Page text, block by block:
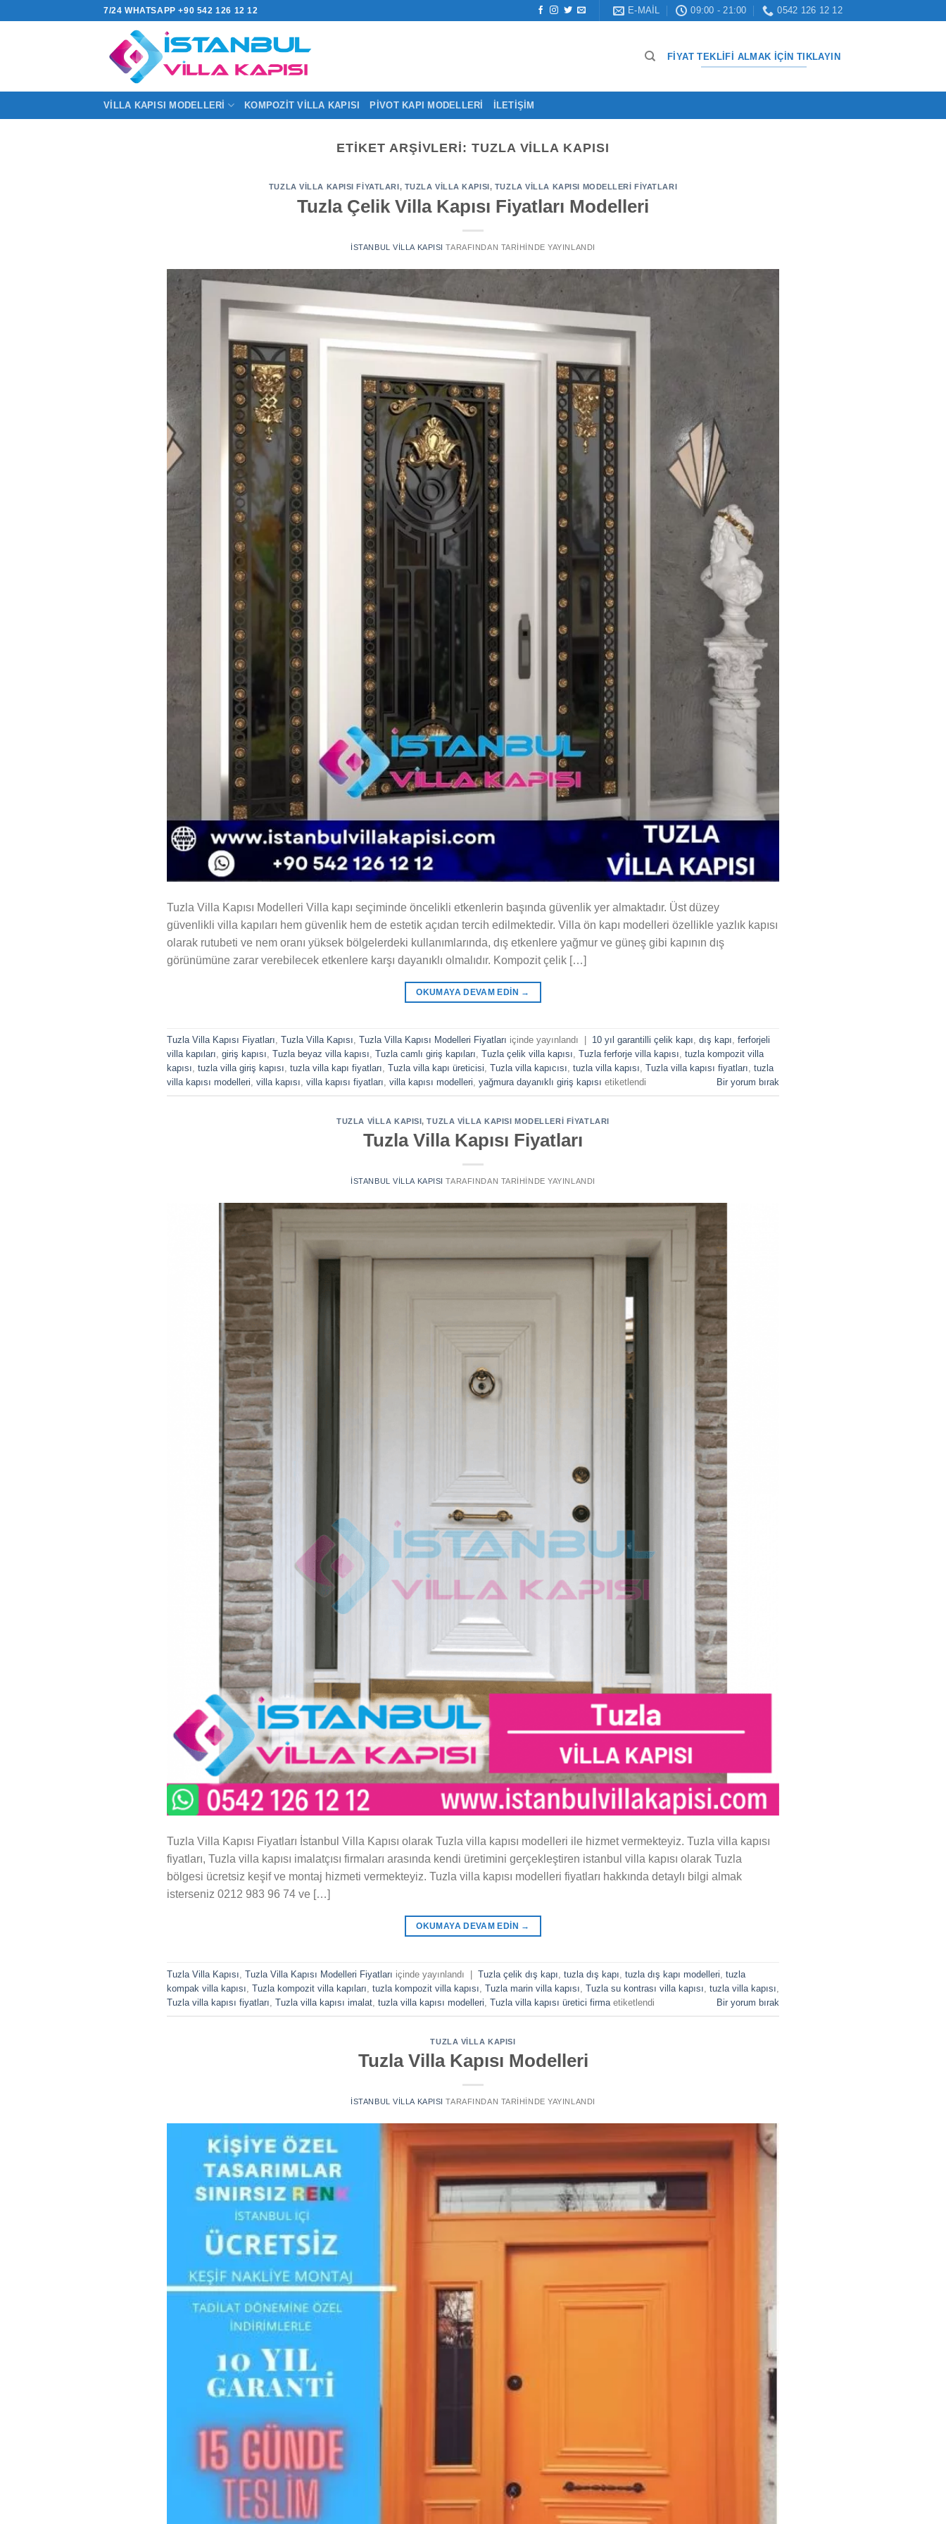
7/24 WHATSAPP +90 542 126 12 12 E-MAIL 09:00 - 21:00 0542 126 12 12
FIYAT TEKLIFI ALMAK İÇIN TIKLAYIN
VILLA KAPISI MODELLERI KOMPOZIT VILLA KAPISI PIVOT KAPI MODELLERI İLETIŞIM
ETIKET ARŞIVLERI: TUZLA VILLA KAPISI
TUZLA VILLA KAPISI FIYATLARI, TUZLA VILLA KAPISI, TUZLA VILLA KAPISI MODELLERI FIYATLARI
Tuzla Çelik Villa Kapısı Fiyatları Modelleri
İSTANBUL VILLA KAPISI TARAFINDAN TARIHINDE YAYINLANDI
Tuzla Villa Kapısı Modelleri Villa kapı seçiminde öncelikli etkenlerin başında güvenlik yer almaktadır. Üst düzey
güvenlikli villa kapıları hem güvenlik hem de estetik açıdan tercih edilmektedir. Villa ön kapı modelleri özellikle yazlık kapısı
olarak rutubeti ve nem oranı yüksek bölgelerdeki kullanımlarında, dış etkenlere yağmur ve güneş gibi kapının dış
görünümüne zarar verebilecek etkenlere karşı dayanıklı olmalıdır. Kompozit çelik […]
OKUMAYA DEVAM EDIN →
Tuzla Villa Kapısı Fiyatları, Tuzla Villa Kapısı, Tuzla Villa Kapısı Modelleri Fiyatları içinde yayınlandı 10 yıl garantilli çelik kapı, dış kapı, ferforjeli
villa kapıları, giriş kapısı, Tuzla beyaz villa kapısı, Tuzla camlı giriş kapıları, Tuzla çelik villa kapısı, Tuzla ferforje villa kapısı, tuzla kompozit villa
kapısı, tuzla villa giriş kapısı, tuzla villa kapı fiyatları, Tuzla villa kapı üreticisi, Tuzla villa kapıcısı, tuzla villa kapısı, Tuzla villa kapısı fiyatları, tuzla
villa kapısı modelleri, villa kapısı, villa kapısı fiyatları, villa kapısı modelleri, yağmura dayanıklı giriş kapısı etiketlendi Bir yorum bırak
TUZLA VILLA KAPISI,TUZLA VILLA KAPISI MODELLERI FIYATLARI
Tuzla Villa Kapısı Fiyatları
İSTANBUL VILLA KAPISI TARAFINDAN TARIHINDE YAYINLANDI
Tuzla Villa Kapısı Fiyatları İstanbul Villa Kapısı olarak Tuzla villa kapısı modelleri ile hizmet vermekteyiz. Tuzla villa kapısı
fiyatları, Tuzla villa kapısı imalatçısı firmaları arasında kendi üretimini gerçekleştiren istanbul villa kapısı olarak Tuzla
bölgesi ücretsiz keşif ve montaj hizmeti vermekteyiz. Tuzla villa kapısı modelleri fiyatları hakkında detaylı bilgi almak
isterseniz 0212 983 96 74 ve […]
OKUMAYA DEVAM EDIN →
Tuzla Villa Kapısı Tuzla Villa Kapısı Modelleri Fiyatları içinde yayınlandı Tuzla çelik dış kapı tuzla dış kapı tuzla dış kapı modelleri tuzla
kompak villa kapısı Tuzla kompozit villa kapıları tuzla kompozit villa kapısı Tuzla marin villa kapısı Tuzla su kontrası villa kapısı tuzla villa kapısı
Tuzla villa kapısı fiyatları Tuzla villa kapısı imalat tuzla villa kapısı modelleri Tuzla villa kapısı üretici firma etiketlendi Bir yorum bırak
TUZLA VILLA KAPISI
Tuzla Villa Kapısı Modelleri
İSTANBUL VILLA KAPISI TARAFINDAN TARIHINDE YAYINLANDI